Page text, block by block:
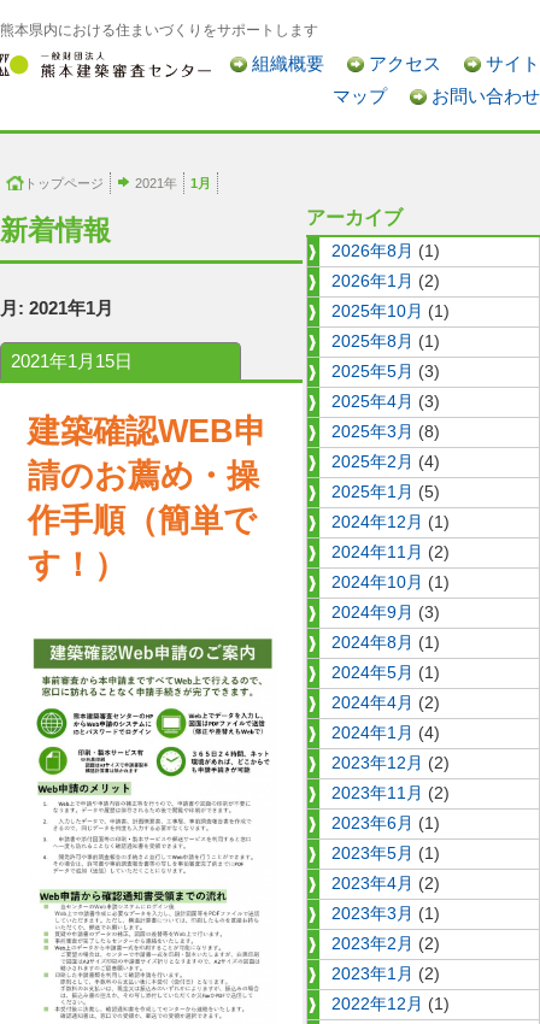
熊本県内における住まいづくりをサポートします
組織概要 アクセス
サイト
マップ
お問い合わせ
トップページ 2021年 1月
新着情報
月: 2021年1月
2021年1月15日
建築確認WEB申
請のお薦め・操
作手順（簡単で
す！）
アーカイブ
2026年8月 (1)
2026年1月 (2)
2025年10月 (1)
2025年8月 (1)
2025年5月 (3)
2025年4月 (3)
2025年3月 (8)
2025年2月 (4)
2025年1月 (5)
2024年12月 (1)
2024年11月 (2)
2024年10月 (1)
2024年9月 (3)
2024年8月 (1)
2024年5月 (1)
2024年4月 (2)
2024年1月 (4)
2023年12月 (2)
2023年11月 (2)
2023年6月 (1)
2023年5月 (1)
2023年4月 (2)
2023年3月 (1)
2023年2月 (2)
2023年1月 (2)
2022年12月 (1)